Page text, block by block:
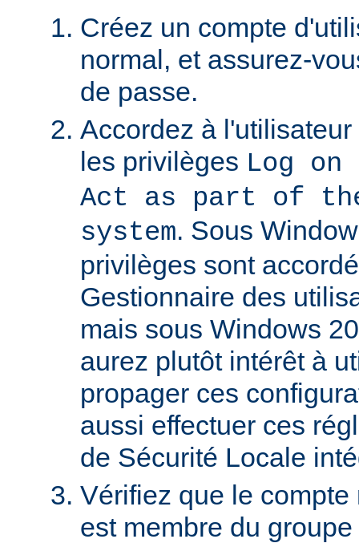
Créez un compte
normal, et assurez-
de passe.
Accordez à
les privilèges Log
Act as part of
system. Sous
privilèges sont
Gestionnaire des
mais sous Windows
aurez plutôt intérêt à
propager ces
aussi effectuer ces
de Sécurité Locale
Vérifiez que le
est membre du